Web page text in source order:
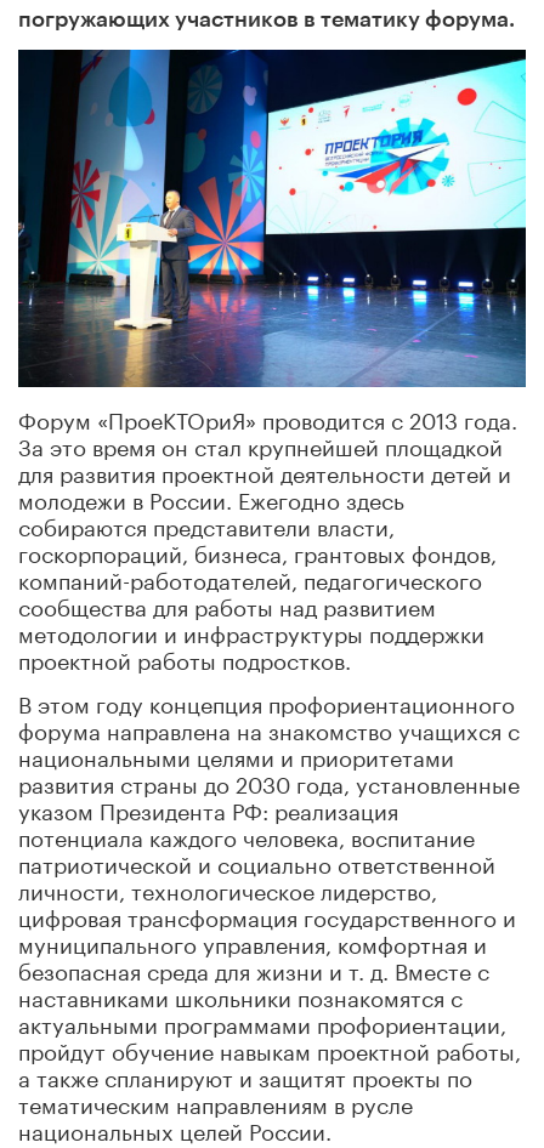
погружающих участников в тематику форума.
Форум «ПроеКТОриЯ» проводится с 2013 года.
За это время он стал крупнейшей площадкой
для развития проектной деятельности детей и
молодежи в России. Ежегодно здесь
собираются представители власти,
госкорпораций, бизнеса, грантовых фондов,
компаний-работодателей, педагогического
сообщества для работы над развитием
методологии и инфраструктуры поддержки
проектной работы подростков.
В этом году концепция профориентационного
форума направлена на знакомство учащихся с
национальными целями и приоритетами
развития страны до 2030 года, установленные
указом Президента РФ: реализация
потенциала каждого человека, воспитание
патриотической и социально ответственной
личности, технологическое лидерство,
цифровая трансформация государственного и
муниципального управления, комфортная и
безопасная среда для жизни и т. д. Вместе с
наставниками школьники познакомятся с
актуальными программами профориентации,
пройдут обучение навыкам проектной работы,
а также спланируют и защитят проекты по
тематическим направлениям в русле
национальных целей России.